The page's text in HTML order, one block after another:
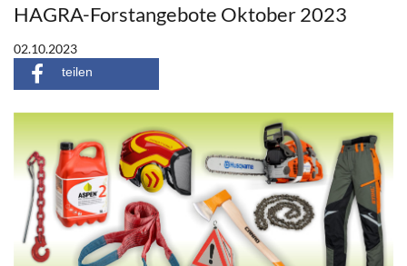
HAGRA-Forstangebote Oktober 2023
02.10.2023
teilen